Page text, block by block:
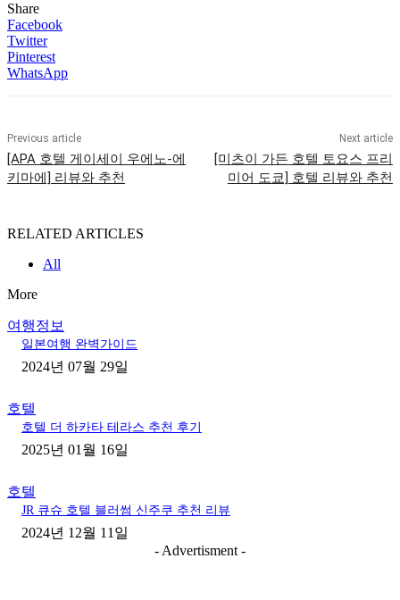
Share
Facebook
Twitter
Pinterest
WhatsApp
Previous article
[APA 호텔 게이세이 우에노-에
키마에] 리뷰와 추천
Next article
[미츠이 가든 호텔 토요스 프리
미어 도쿄] 호텔 리뷰와 추천
RELATED ARTICLES
All
More
여행정보
일본여행 완벽가이드
2024년 07월 29일
호텔
호텔 더 하카타 테라스 추천 후기
2025년 01월 16일
호텔
JR 큐슈 호텔 블러썸 신주쿠 추천 리뷰
2024년 12월 11일
- Advertisment -